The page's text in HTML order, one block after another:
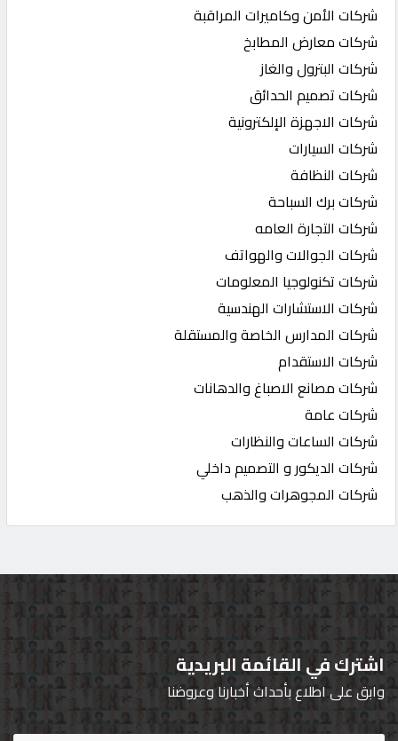
شركات الأمن وكاميرات المراقبة
شركات معارض المطابخ
شركات البترول والغاز
شركات تصميم الحدائق
شركات الاجهزة الإلكترونية
شركات السيارات
شركات النظافة
شركات برك السباحة
شركات التجارة العامه
شركات الجوالات والهواتف
شركات تكنولوجيا المعلومات
شركات الاستشارات الهندسية
شركات المدارس الخاصة والمستقلة
شركات الاستقدام
شركات مصانع الاصباغ والدهانات
شركات عامة
شركات الساعات والنظارات
شركات الديكور و التصميم داخلي
شركات المجوهرات والذهب
اشترك في القائمة البريدية
وابق على اطلاع بأحداث أخبارنا وعروضنا